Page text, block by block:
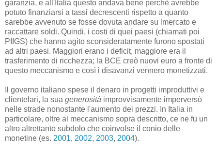
garanzia, e all'Italia questo andava bene perchè avrebbe
potuto finanziarsi a tassi decrescenti rispetto a quanto
sarebbe avvenuto se fosse dovuta andare su lmercato e
raccattare soldi. Quindi, i costi di quei paesi (chiamati poi
PIIGS) che hanno agito sconsideratamente furono spostati
ad altri paesi. Maggiori erano i deficit, maggiore era il
trasferimento di ricchezza; la BCE creò nuovi euro a fronte di
questo meccanismo e così i disavanzi vennero monetizzati.
Il governo italiano spese il denaro in progetti improduttivi e
clientelari, la sua generosità improvvisamente imperversò
nelle strade nonostante l'aumento dei prezzi. In Italia in
particolare, oltre al meccanismo sopra descritto, ce ne fu un
altro altrettanto subdolo che coinvolse il conio delle
monetine (es. 2001, 2002, 2003, 2004).